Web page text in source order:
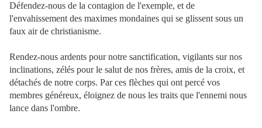
Défendez-nous de la contagion de l'exemple, et de
l'envahissement des maximes mondaines qui se glissent sous un
faux air de christianisme.
Rendez-nous ardents pour notre sanctification, vigilants sur nos
inclinations, zélés pour le salut de nos frères, amis de la croix, et
détachés de notre corps. Par ces flèches qui ont percé vos
membres généreux, éloignez de nous les traits que l'ennemi nous
lance dans l'ombre.